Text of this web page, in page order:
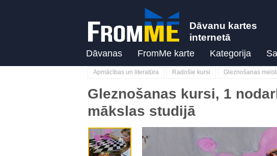
Dāvanu kartes
internetā
Dāvanas FromMe karte Kategorija
Apmācības un literatūra Radošie kursi Gleznošanas
Gleznošanas kursi, 1
mākslas studijā